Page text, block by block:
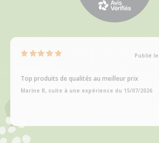
Publié
Top produits de qualités au meilleur prix
Marine R, suite à une expérience du 15/07/2026